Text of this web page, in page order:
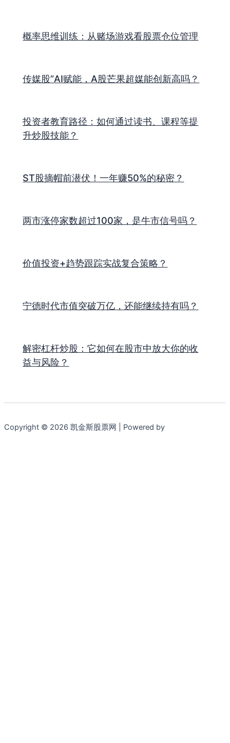
概率思维训练：从赌场游戏看股票仓位管理
传媒股”AI赋能，A股芒果超媒能创新高吗？
投资者教育路径：如何通过读书、课程等提
升炒股技能？
ST股摘帽前潜伏！一年赚50%的秘密？
两市涨停家数超过100家，是牛市信号吗？
价值投资+趋势跟踪实战复合策略？
宁德时代市值突破万亿，还能继续持有吗？
解密杠杆炒股：它如何在股市中放大你的收
益与风险？
Copyright © 2026 凯金斯股票网 | Powered by